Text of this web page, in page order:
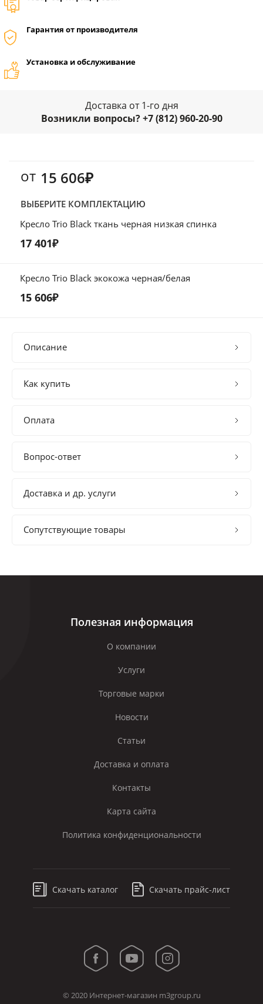
Гарантия от производителя
Установка и обслуживание
Доставка от 1-го дня
Возникли вопросы? +7 (812) 960-20-90
от 15 606₽
ВЫБЕРИТЕ КОМПЛЕКТАЦИЮ
Кресло Trio Black ткань черная низкая спинка
17 401₽
Кресло Trio Black экокожа черная/белая
15 606₽
Описание
Как купить
Оплата
Вопрос-ответ
Доставка и др. услуги
Сопутствующие товары
Полезная информация
О компании
Услуги
Торговые марки
Новости
Статьи
Доставка и оплата
Контакты
Карта сайта
Политика конфиденциональности
Скачать каталог Скачать прайс-лист
© 2020 Интернет-магазин m3group.ru